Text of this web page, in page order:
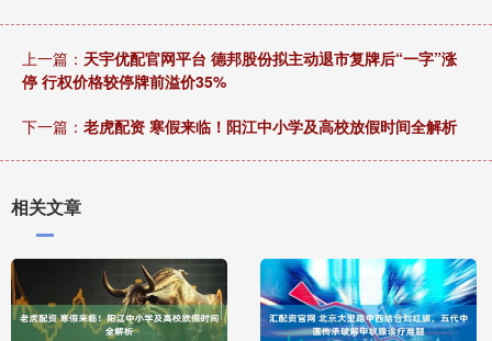
上一篇： 天宇优配官网平台 德邦股份拟主动退市复牌后“一字”涨
停 行权价格较停牌前溢价35%
下一篇： 老虎配资 寒假来临！阳江中小学及高校放假时间全解析
相关文章